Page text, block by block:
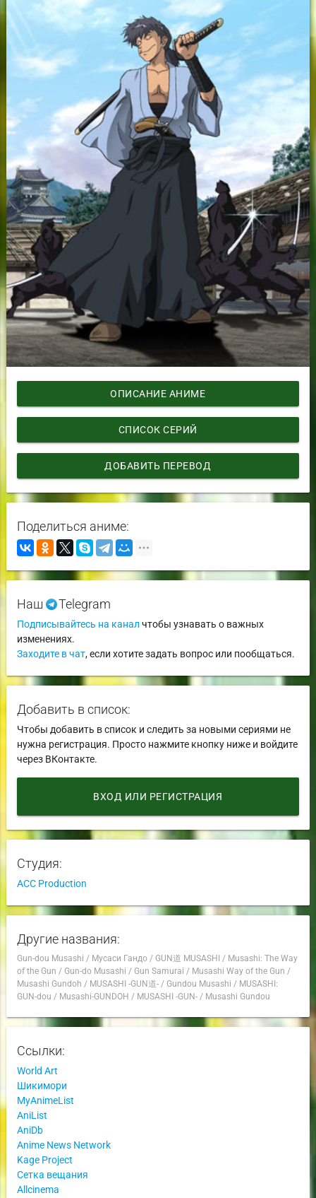
ОПИСАНИЕ АНИМЕ
СПИСОК СЕРИЙ
ДОБАВИТЬ ПЕРЕВОД
Поделиться аниме:
Наш Telegram
Подписывайтесь на канал чтобы узнавать о важных
изменениях.
Заходите в чат, если хотите задать вопрос или пообщаться.
Добавить в список:
Чтобы добавить в список и следить за новыми сериями не
нужна регистрация. Просто нажмите кнопку ниже и войдите
через ВКонтакте.
ВХОД ИЛИ РЕГИСТРАЦИЯ
Студия:
ACC Production
Другие названия:
Gun-dou Musashi / Мусаси Гандо/ GUN道 MUSASHI / Musashi: The Way
of the Gun / Gun-do Musashi / Gun Samurai / Musashi Way of the Gun /
Musashi Gundoh / MUSASHI -GUN道-/ Gundou Musashi / MUSASHI:
GUN-dou / Musashi-GUNDOH / MUSASHI -GUN-/ Musashi Gundou
Ссылки:
World Art
Шикимори
MyAnimeList
AniList
AniDb
Anime News Network
Kage Project
Сетка вещания
Allcinema